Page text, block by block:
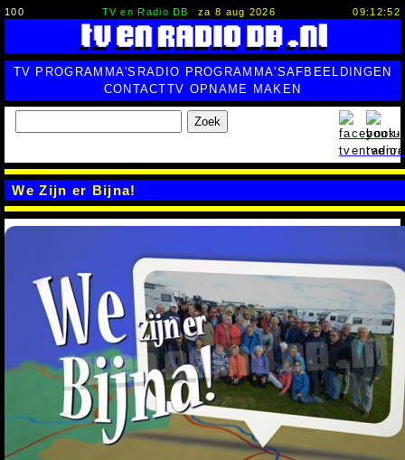
100 TV en Radio DB za 8 aug 2026 09:12:53
TV PROGRAMMA'S RADIO PROGRAMMA'SAFBEELDINGEN
CONTACTTV OPNAME MAKEN
Zoek
We Zijn er Bijna!